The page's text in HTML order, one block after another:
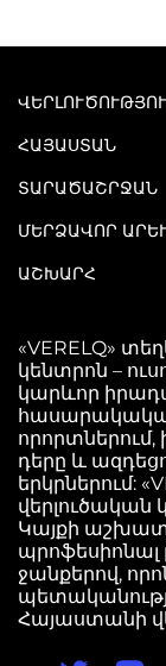
ՀԱՅԱՍՏԱՆ
ՏԱՐԱԾԱՇՐՋԱՆ
ՄԵՐՁԱՎՈՐ
ԱՇԽԱՐՀ
«VERELQ»
կենտրոն –
կարևոր
դերը և
երկրներում:
վերլուծական
Կայքի
պրոֆեսիոնալ
ջանքերով,
Հայաստանի